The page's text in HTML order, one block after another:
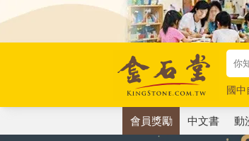
國
唯紅
會員獎勵 中文書 動